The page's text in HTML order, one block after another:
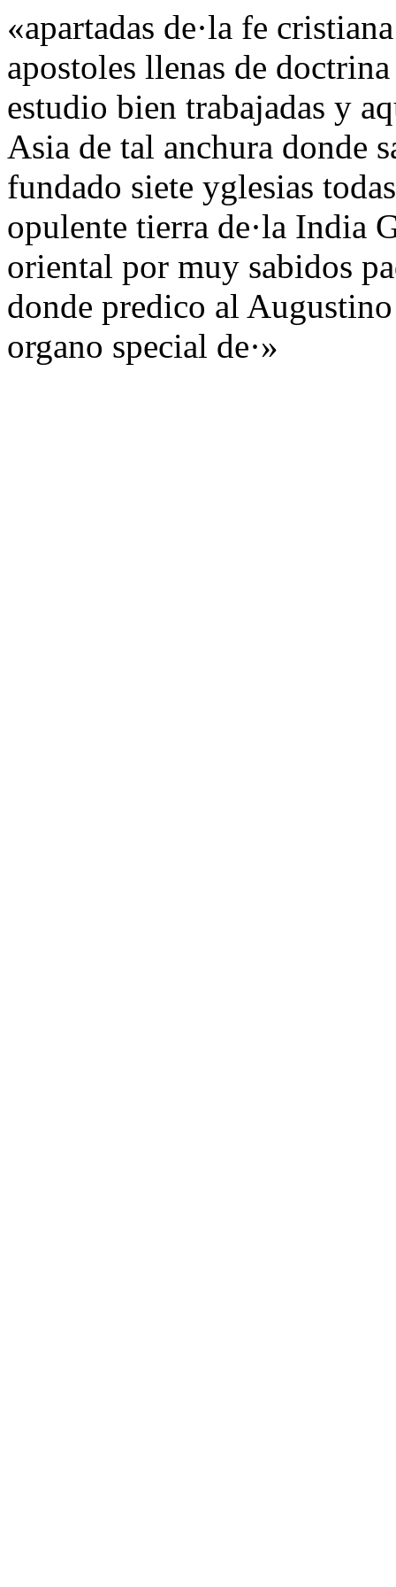
«apartadas de·la fe
apostoles llenas de
estudio bien trabajadas y
Asia de tal anchura donde
fundado siete yglesias
opulente tierra de·la India
oriental por muy sabidos
donde predico al
organo special de·»